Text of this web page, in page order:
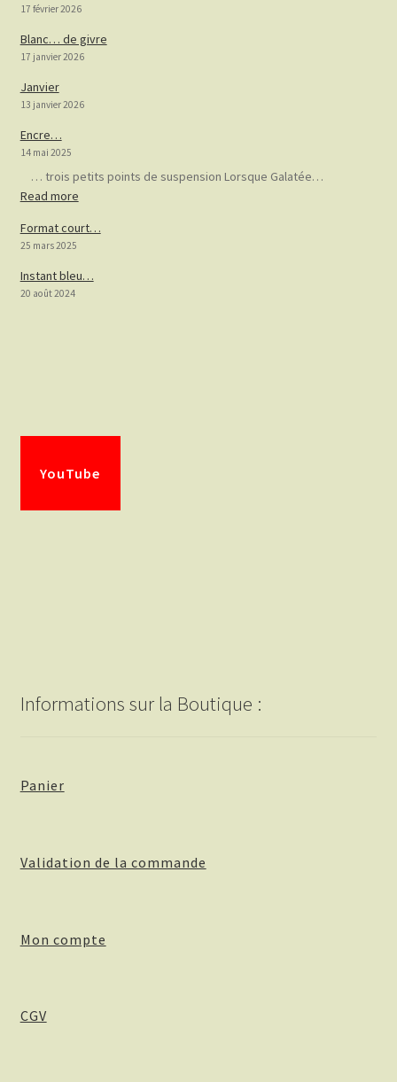
17 février 2026
Blanc… de givre
17 janvier 2026
Janvier
13 janvier 2026
Encre…
14 mai 2025
… trois petits points de suspension Lorsque Galatée…
Read more:
Format court…
25 mars 2025
Instant bleu…
20 août 2024
YouTube
Informations sur la Boutique :
Panier
Validation de la commande
Mon compte
CGV